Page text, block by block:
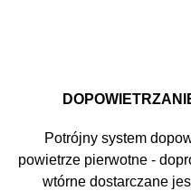
Potrójny system
powietrze pierwotne -
wtórne dostarczane